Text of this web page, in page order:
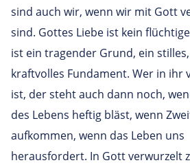
sind auch wir, wenn wir mit Gott
sind. Gottes Liebe ist kein
ist ein tragender Grund, ein
kraftvolles Fundament. Wer in ihr
ist, der steht auch dann noch,
des Lebens heftig bläst, wenn
aufkommen, wenn das Leben uns
herausfordert. In Gott verwurzelt